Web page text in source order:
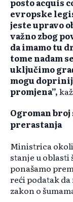
posto acquis
evropske
jeste upravo
važno zbog
da imamo tu
tome nadam
uključimo
mogu
promjena”,
Ogroman broj
prerastanja
Ministrica
stanje u oblasti
ponašamo
reći podatak
zakon o